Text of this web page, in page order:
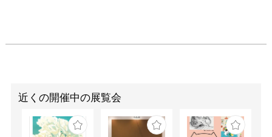
近くの開催中の展覧会